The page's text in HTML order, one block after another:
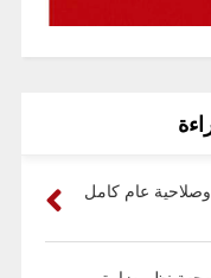
وصلاحية عام كامل